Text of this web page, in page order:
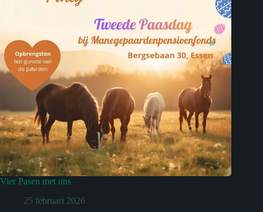
Vier Pasen met ons
25 februari 2026